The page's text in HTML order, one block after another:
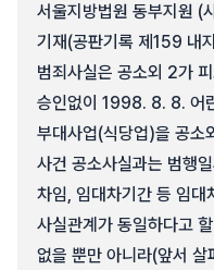
서울지방법원 동부지원 (
기재(공판기록 제159 내
범죄사실은 공소외 2가
승인없이 1998. 8. 8. 어
부대사업(식당업)을 공소
사건 공소사실과는 범행
차임, 임대차기간 등 임대
사실관계가 동일하다고
없을 뿐만 아니라(앞서